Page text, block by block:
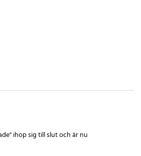
ihop sig till slut och är nu